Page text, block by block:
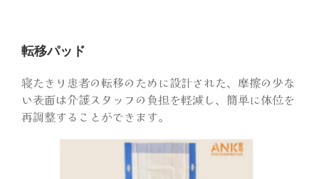
転移パッド
寝たきり患者の転移のために設計された、摩擦の少な
い表面は介護スタッフの負担を軽減し、簡単に体位を
再調整することができます。